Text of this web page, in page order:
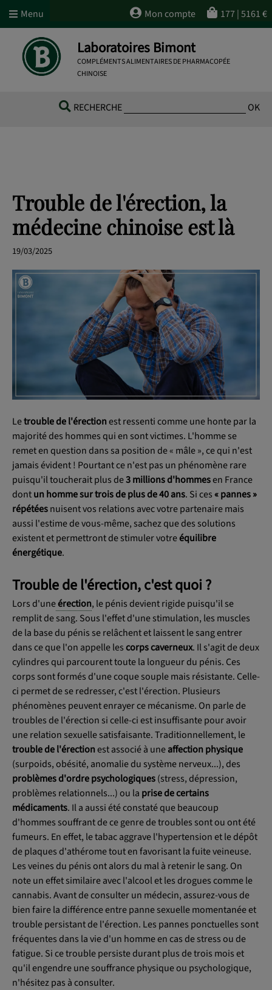
Laboratoires Bimont
COMPLÉMENTS ALIMENTAIRES DE PHARMACOPÉE
CHINOISE
RECHERCHE OK
Trouble de l'érection, la
médecine chinoise est là
19/03/2025
Letrouble de l'érectionest ressenti comme une honte par la
majorité des hommes qui en sont victimes. L'homme se
remet en question dans sa position de « mâle », ce qui n'est
jamais évident ! Pourtant ce n'est pas un phénomène rare
puisqu'il toucherait plus de3 millions d'hommesen France
dontun homme sur trois de plus de 40 ans. Si ces« pannes »
répétéesnuisent vos relations avec votre partenaire mais
aussi l'estime de vous-même, sachez que des solutions
existent et permettront de stimuler votreéquilibre
énergétique.
Trouble de l'érection, c'est quoi ?
Lors d'uneérection, le pénis devient rigide puisqu'il se
remplit de sang. Sous l'effet d'une stimulation, les muscles
de la base du pénis se relâchent et laissent le sang entrer
dans ce que l'on appelle lescorps caverneux. Il s'agit de deux
cylindres qui parcourent toute la longueur du pénis. Ces
corps sont formés d'une coque souple mais résistante. Celle-
ci permet de se redresser, c'est l'érection. Plusieurs
phénomènes peuvent enrayer ce mécanisme. On parle de
troubles de l'érection si celle-ci est insuffisante pour avoir
une relation sexuelle satisfaisante. Traditionnellement, le
trouble de l'érectionest associé à uneaffection physique
(surpoids, obésité, anomalie du système nerveux...), des
problèmes d'ordrepsychologiques(stress, dépression,
problèmes relationnels...) ou la prise de certains
médicaments. Il a aussi été constaté que beaucoup
d'hommes souffrant de ce genre de troubles sont ou ont été
fumeurs. En effet, le tabac aggrave l'hypertension et le dépôt
de plaques d'athérome tout en favorisant la fuite veineuse.
Les veines du pénis ont alors du mal à retenir le sang. On
note un effet similaire avec l'alcool et les drogues comme le
cannabis. Avant de consulter un médecin, assurez-vous de
bien faire la différence entre panne sexuelle momentanée et
trouble persistant de l'érection. Les pannes ponctuelles sont
fréquentes dans la vie d'un homme en cas de stress ou de
fatigue. Si ce trouble persiste durant plus de trois mois et
qu'il engendre une souffrance physique ou psychologique,
n'hésitez pas à consulter.
Menu
OK
Mon compte 177|5161€